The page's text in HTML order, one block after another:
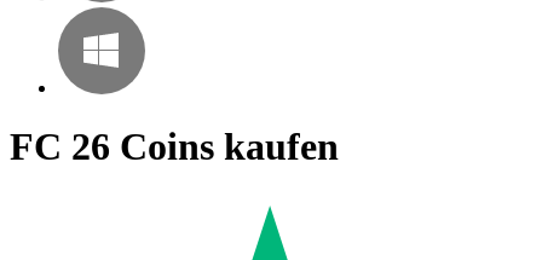
FC 26 Coins kaufen